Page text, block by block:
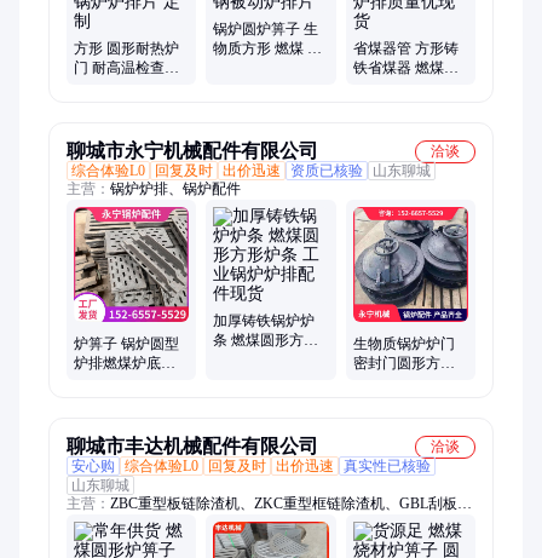
方形 圆形耐热炉
门 耐高温检查门
锅炉圆炉箅子 生
物质方形 燃煤 耐
省煤器管 方形铸
铁省煤器 燃煤蒸
聊城市永宁机械配件有限公司
洽谈
综合体验L0
回复及时 出价迅速 资质已核验
山东聊城
主营： 锅炉炉排、锅炉配件
炉箅子 锅炉圆型
炉排燃煤炉底铸
加厚铸铁锅炉炉
条 燃煤圆形方形
生物质锅炉炉门
密封门圆形方形
聊城市丰达机械配件有限公司
洽谈
安心购
综合体验L0 回复及时 出价迅速
真实性已核验
山东聊城
主营： ZBC重型板链除渣机、ZKC重型框链除渣机、GBL刮板捞
渣机、炉排、往复炉排、链条炉排片、主动炉排片、被动炉排、
横梁炉排、燃煤炉箅子、生物质炉排、球墨高硅炉排片、玛钢炉